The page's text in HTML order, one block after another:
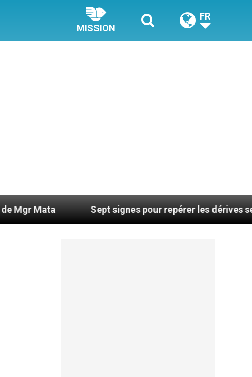
MISSION
FR
Sept signes pour repérer les dérives sectaires du